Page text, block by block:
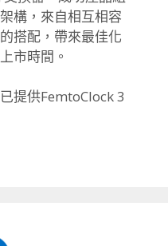
構，來自相互相容
搭配，帶來最佳化
市時間。
提供FemtoClock 3